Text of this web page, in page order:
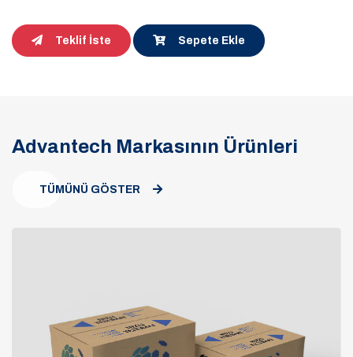
Teklif İste Sepete Ekle
Advantech Markasının Ürünleri
TÜMÜNÜ GÖSTER